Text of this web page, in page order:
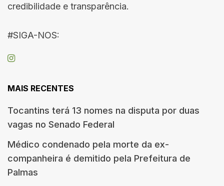
credibilidade e transparência.
#SIGA-NOS:
MAIS RECENTES
Tocantins terá 13 nomes na disputa por duas
vagas no Senado Federal
Médico condenado pela morte da ex-
companheira é demitido pela Prefeitura de
Palmas